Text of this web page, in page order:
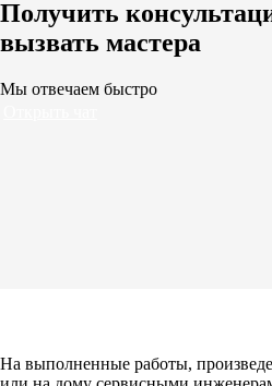
Получить
вызвать мастера
Мы отвечаем быстро
На выполненные работы,